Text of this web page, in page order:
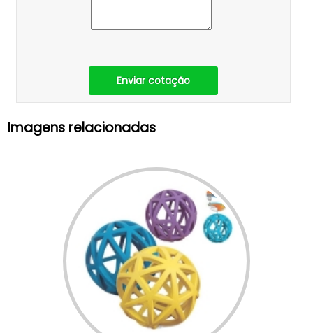
Enviar cotação
Imagens relacionadas